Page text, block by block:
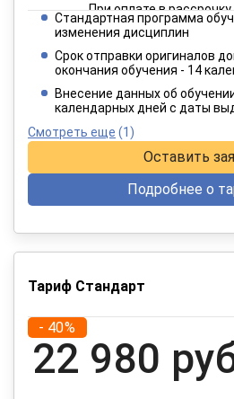
При оплате в
1 557
При оплате в рассрочку
Стандартная программа
изменения дисциплин
Срок отправки оригиналов
окончания обучения - 14
Внесение данных об
календарных дней с даты
Смотреть еще (1)
Оставить
Подробнее о
Тариф Стандарт
- 40%
22 980